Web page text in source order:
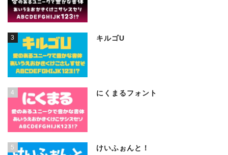
3 キルゴU
4 にくまるフォント
5 けいふぉんと！